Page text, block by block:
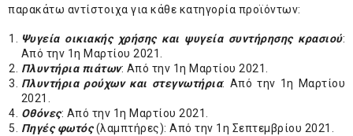
παρακάτω αντίστοιχα για κάθε κατηγορία προϊόντων:
Ψυγεία οικιακής χρήσης και ψυγεία συντήρησης κρασιού:
Από την 1η Μαρτίου 2021.
Πλυντήρια πιάτων: Από την 1η Μαρτίου 2021.
Πλυντήρια ρούχων και στεγνωτήρια: Από την 1η Μαρτίου
2021.
Οθόνες: Από την 1η Μαρτίου 2021.
Πηγές φωτός(λαμπτήρες): Από την 1η Σεπτεμβρίου 2021.